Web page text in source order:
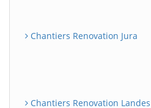
Chantiers Renovation Jura
Chantiers Renovation Landes